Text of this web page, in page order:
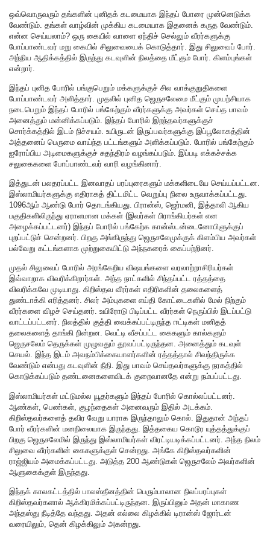
ஒவ்வொருவரும் தங்களின் புனிதக் கடமையாக இந்தப் போரை முன்னெடுக்க
வேண்டும். தங்கள் வாழ்வின் முக்கிய கடமையாக இதனைக் கருத வேண்டும்.
என்ன செய்யலாம்? ஒரு கையில் வாளை ஏந்திச் செல்லும் வீரர்களுக்கு
போப்பாண்டவர் மறு கையில் சிலுவையைக் கொடுத்தார். இது சிலுவைப் போர்.
அந்நிய ஆதிக்கத்தில் இருந்து கடவுளின் நிலத்தை மீட்கும் போர். கிளம்புங்கள்
என்றார்.
இந்தப் புனித போரில் பங்குபெறும் மக்களுக்குச் சில வாக்குறுதிகளை
போப்பாண்டவர் அளித்தார். முதலில் புனித ஜெருசலேமை மீட்கும் முயற்சியாக
நடைபெறும் இந்தப் போரில் பங்கேற்கும் வீரர்களுக்கு அவர்கள் செய்த பாவம்
அனைத்தும் மன்னிக்கப்படும். இந்தப் போரில் இறந்தவர்களுக்குச்
சொர்க்கத்தில் இடம் நிச்சயம். உயிருடன் இருப்பவர்களுக்கு இப்பூலோகத்தின்
அத்தனைப் பெருமை வாய்ந்த பட்டங்களும் அளிக்கப்படும். போரில் பங்கேற்கும்
ஐரோப்பிய அடிமைகளுக்குச் சுதந்திரம் வழங்கப்படும். இப்படி எக்கச்சக்க
சலுகைகளை போப்பாண்டவர் வாரி வழங்கினார்.
இத்துடன் பலதரப்பட்ட இனவாதப் பரப்புரைகளும் மக்களிடையே செய்யப்பட்டன.
இஸ்லாமியர்களுக்கு எதிராகத் திட்டமிட்ட வெறுப்பு நிலை உருவாக்கப்பட்டது.
1096ஆம் ஆண்டு போர் தொடங்கியது. பிரான்ஸ், ஜெர்மனி, இத்தாலி ஆகிய
பகுதிகளிலிருந்து ஏராளமான மக்கள் (இவர்கள் பிராங்கியர்கள் என
அழைக்கப்பட்டனர்) இந்தப் போரில் பங்கேற்க கான்ஸ்டன்டைனோபிளுக்குப்
புறப்பட்டுச் சென்றனர். பிறகு அங்கிருந்து ஜெருசலேமுக்குக் கிளம்பிய அவர்கள்
பல்வேறு கட்டங்களாக முற்றுகையிட்டு அந்நகரைக் கைப்பற்றினர்.
முதல் சிலுவைப் போரில் அரங்கேறிய விஷயங்களை வரலாற்றாசிரியர்கள்
இவ்வாறாக விவரிக்கிறார்கள். அந்த நாட்களில் சிந்தப்பட்ட ரத்தத்தை
விவரிக்கவே முடியாது. கிறிஸ்தவ வீரர்கள் எதிரிகளின் தலைகளைத்
துண்டாக்கி எரித்தனர். சிலர் அம்புகளை எய்தி கோட்டைகளில் மேல் நிற்கும்
வீரர்களை விழச் செய்தனர். உயிரோடு பிடிப்பட்ட வீரர்கள் நெருப்பில் இடப்பட்டு
வாட்டப்பட்டனர். நிலத்தில் குத்தி வைக்கப்பட்டிருந்த ஈட்டிகள் மனிதத்
தலைகளைத் தாங்கி நின்றன. வெட்டி வீசப்பட்ட கைகளும் கால்களும்
ஜெருசலேம் தெருக்கள் முழுவதும் தூவப்பட்டிருந்தன. அனைத்தும் கடவுள்
செயல். இந்த இடம் அவநம்பிக்கையாளர்களின் ரத்தத்தால் சிவந்திருக்க
வேண்டும் என்பது கடவுளின் நீதி. இது பாவம் செய்தவர்களுக்கு நரகத்தில்
கொடுக்கப்படும் தண்டனைகளைவிடக் குறைவானதே என்று நம்பப்பட்டது.
இஸ்லாமியர்கள் மட்டுமல்ல யூதர்களும் இந்தப் போரில் கொல்லப்பட்டனர்.
ஆண்கள், பெண்கள், குழந்தைகள் அனைவரும் இதில் அடக்கம்.
கிறிஸ்தவர்களைத் தவிர வேறு யாராக இருந்தாலும் கொல். இதுதான் அந்தப்
போர் வீரர்களின் மனநிலையாக இருந்தது. இத்தகைய கொடூர யுத்தத்துக்குப்
பிறகு ஜெருசலேமில் இருந்து இஸ்லாமியர்கள் விரட்டியடிக்கப்பட்டனர். அந்த நிலம்
சிலுவை வீரர்களின் கைகளுக்குள் சென்றது. அங்கே கிறிஸ்தவர்களின்
ராஜ்ஜியம் அமைக்கப்பட்டது. அடுத்த 200 ஆண்டுகள் ஜெருசலேம் அவர்களின்
ஆளுகைக்குள் இருந்தது.
இந்தக் காலகட்டத்தில் பாலஸ்தீனத்தின் பெரும்பாலான நிலப்பரப்புகள்
கிறிஸ்தவர்களால் ஆக்கிரமிக்கப்பட்டிருந்தன. இருப்பினும் அதன் மாகாண
அந்தஸ்து நீடித்தே வந்தது. அதன் எல்லை கிழக்கில் டிரான்ஸ் ஜோர்டன்
வரையிலும், தென் கிழக்கிலும் அகன்றது.